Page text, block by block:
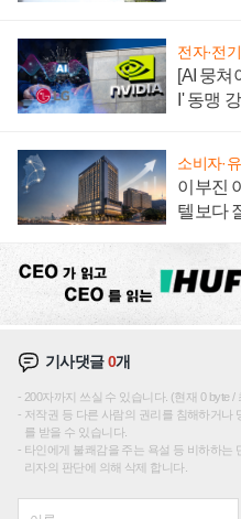
전자·전
[AI 뭉쳐
I' 동맹
소비자·
이부진
텔보다
기사댓글0개
200자까지 쓰실 수 있습니다. (현재 0 byte /
저작권 등 다른 사람의 권리를 침해하거나
를 받을 수 있습니다.
타인에게 불쾌감을 주는 욕설 등 비하하는
리자의 판단에 의해 삭제 합니다.